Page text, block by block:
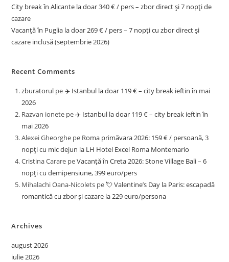
City break în Alicante la doar 340 € / pers – zbor direct și 7 nopți de
cazare
Vacanță în Puglia la doar 269 € / pers – 7 nopți cu zbor direct și
cazare inclusă (septembrie 2026)
Recent Comments
zburatorul pe ✈️ Istanbul la doar 119 € – city break ieftin în mai
2026
Razvan ionete pe ✈️ Istanbul la doar 119 € – city break ieftin în
mai 2026
Alexei Gheorghe pe Roma primăvara 2026: 159 € / persoană, 3
nopți cu mic dejun la LH Hotel Excel Roma Montemario
Cristina Carare peVacanță în Creta 2026: Stone Village Bali – 6
nopți cu demipensiune, 399 euro/pers
Mihalachi Oana-Nicolets pe💘 Valentine’s Day la Paris: escapadă
romantică cu zbor și cazare la 229 euro/persona
Archives
august 2026
iulie 2026